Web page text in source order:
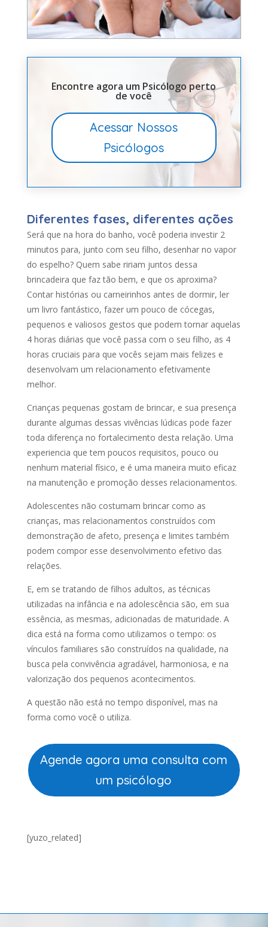
Encontre agora um Psicólogo perto
de você
Acessar Nossos
Psicólogos
Diferentes fases, diferentes ações
Será que na hora do banho, você poderia investir 2
minutos para, junto com seu filho, desenhar no vapor
do espelho? Quem sabe ririam juntos dessa
brincadeira que faz tão bem, e que os aproxima?
Contar histórias ou carneirinhos antes de dormir, ler
um livro fantástico, fazer um pouco de cócegas,
pequenos e valiosos gestos que podem tornar aquelas
4 horas diárias que você passa com o seu filho, as 4
horas cruciais para que vocês sejam mais felizes e
desenvolvam um relacionamento efetivamente
melhor.
Crianças pequenas gostam de brincar, e sua presença
durante algumas dessas vivências lúdicas pode fazer
toda diferença no fortalecimento desta relação. Uma
experiencia que tem poucos requisitos, pouco ou
nenhum material físico, e é uma maneira muito eficaz
na manutenção e promoção desses relacionamentos.
Adolescentes não costumam brincar como as
crianças, mas relacionamentos construídos com
demonstração de afeto, presença e limites também
podem compor esse desenvolvimento efetivo das
relações.
E, em se tratando de filhos adultos, as técnicas
utilizadas na infância e na adolescência são, em sua
essência, as mesmas, adicionadas de maturidade. A
dica está na forma como utilizamos o tempo: os
vínculos familiares são construídos na qualidade, na
busca pela convivência agradável, harmoniosa, e na
valorização dos pequenos acontecimentos.
A questão não está no tempo disponível, mas na
forma como você o utiliza.
Agende agora uma consulta com
um psicólogo
[yuzo_related]